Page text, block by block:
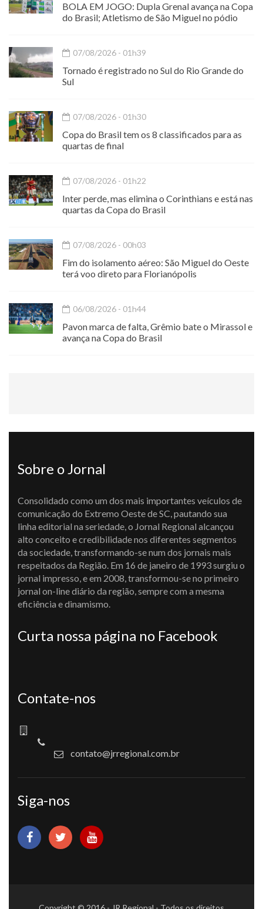
BOLA EM JOGO: Dupla Grenal avança na Copa
do Brasil; Atletismo de São Miguel no pódio
07/08/2026 - 01h39
Tornado é registrado no Sul do Rio Grande do
Sul
07/08/2026 - 01h30
Copa do Brasil tem os 8 classificados para as
quartas de final
07/08/2026 - 01h22
Inter perde, mas elimina o Corinthians e está nas
quartas da Copa do Brasil
07/08/2026 - 00h03
Fim do isolamento aéreo: São Miguel do Oeste
terá voo direto para Florianópolis
06/08/2026 - 01h44
Pavon marca de falta, Grêmio bate o Mirassol e
avança na Copa do Brasil
Sobre o Jornal
Consolidado como um dos mais importantes veículos de
comunicação do Extremo Oeste de SC, pautando sua
linha editorial na seriedade, o Jornal Regional alcançou
alto conceito e credibilidade nos diferentes segmentos
da sociedade, transformando-se num dos jornais mais
respeitados da Região. Em 16 de janeiro de 1993 surgiu o
jornal impresso, e em 2008, transformou-se no primeiro
jornal on-line diário da região, sempre com a mesma
eficiência e dinamismo.
Curta nossa página no Facebook
Contate-nos
contato@jrregional.com.br
Siga-nos